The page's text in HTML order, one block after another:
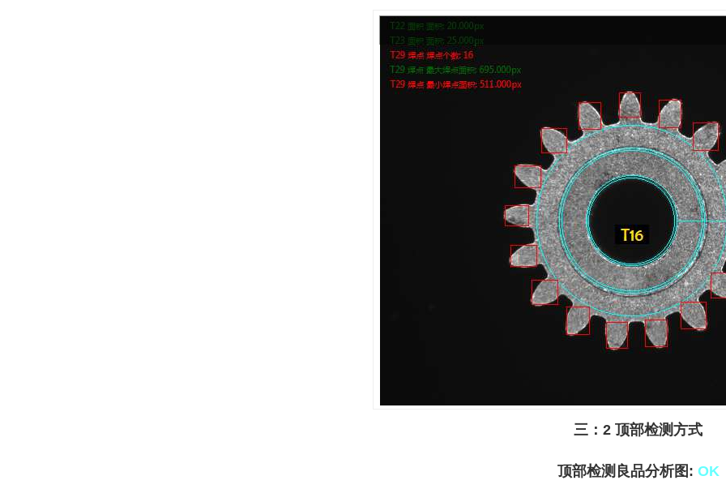
三： 2 顶部检测方式
顶部检测良品分析图 : OK